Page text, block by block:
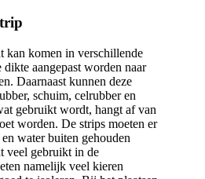
kan komen in verschillende
aangepast worden naar
Daarnaast kunnen deze
schuim, celrubber en
gebruikt wordt, hangt af van
worden. De strips moeten er
water buiten gehouden
veel gebruikt in de
namelijk veel kieren